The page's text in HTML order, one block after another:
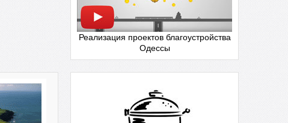
Реализация проектов благоустройства
Одессы